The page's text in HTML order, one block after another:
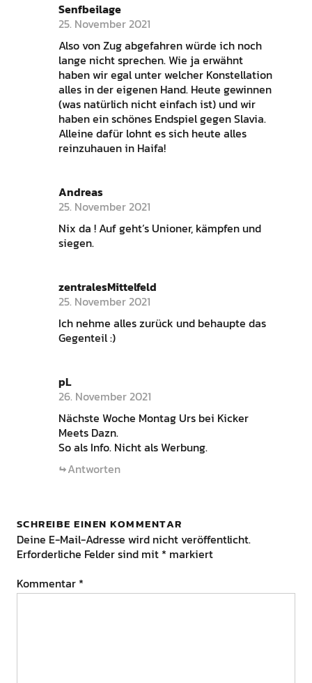
Senfbeilage
25. November 2021
Also von Zug abgefahren würde ich noch
lange nicht sprechen. Wie ja erwähnt
haben wir egal unter welcher Konstellation
alles in der eigenen Hand. Heute gewinnen
(was natürlich nicht einfach ist) und wir
haben ein schönes Endspiel gegen Slavia.
Alleine dafür lohnt es sich heute alles
reinzuhauen in Haifa!
Andreas
25. November 2021
Nix da ! Auf geht’s Unioner, kämpfen und
siegen.
zentralesMittelfeld
25. November 2021
Ich nehme alles zurück und behaupte das
Gegenteil :)
pL
26. November 2021
Nächste Woche Montag Urs bei Kicker
Meets Dazn.
So als Info. Nicht als Werbung.
Antworten
SCHREIBE EINEN KOMMENTAR
Deine E-Mail-Adresse wird nicht veröffentlicht.
Erforderliche Felder sind mit * markiert
Kommentar *